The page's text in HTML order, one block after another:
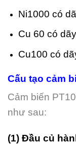
Ni1000 có
Cu 60 có
Cu100 có
Cấu tạo cảm
Cảm biến
như sau:
(1) Đầu củ